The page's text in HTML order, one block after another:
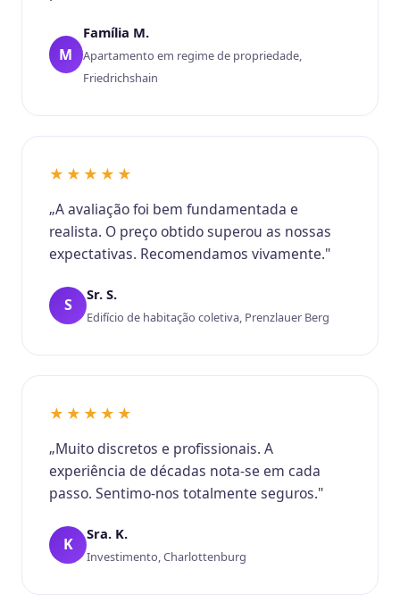
M
Família M.
Apartamento em regime de propriedade,
Friedrichshain
★★★★★
„A avaliação foi bem fundamentada e
realista. O preço obtido superou as nossas
expectativas. Recomendamos vivamente."
S
Sr. S.
Edifício de habitação coletiva, Prenzlauer Berg
★★★★★
„Muito discretos e profissionais. A
experiência de décadas nota-se em cada
passo. Sentimo-nos totalmente seguros."
K
Sra. K.
Investimento, Charlottenburg